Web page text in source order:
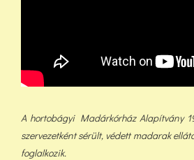
A hortobágyi Madárkórház Alapítvány
szervezetként sérült, védett madarak
foglalkozik.